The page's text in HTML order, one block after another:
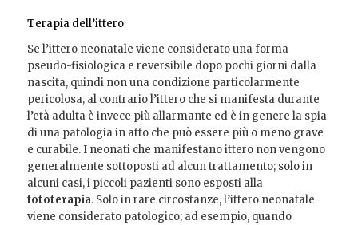
Terapia dell’ittero
Se l’ittero neonatale viene considerato una forma
pseudo-fisiologica e reversibile dopo pochi giorni dalla
nascita, quindi non una condizione particolarmente
pericolosa, al contrario l’ittero che si manifesta durante
l’età adulta è invece più allarmante ed è in genere la spia
di una patologia in atto che può essere più o meno grave
e curabile. I neonati che manifestano ittero non vengono
generalmente sottoposti ad alcun trattamento; solo in
alcuni casi, i piccoli pazienti sono esposti alla
fototerapia. Solo in rare circostanze, l’ittero neonatale
viene considerato patologico; ad esempio, quando